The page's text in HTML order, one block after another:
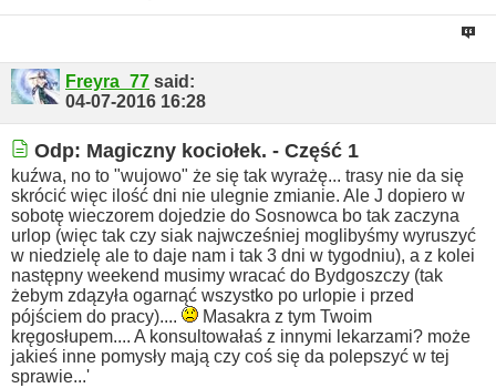
Freyra_77 said:
04-07-2016 16:28
Odp: Magiczny kociołek. - Część 1
kuźwa, no to "wujowo" że się tak wyrażę... trasy nie da się
skrócić więc ilość dni nie ulegnie zmianie. Ale J dopiero w
sobotę wieczorem dojedzie do Sosnowca bo tak zaczyna
urlop (więc tak czy siak najwcześniej moglibyśmy wyruszyć
w niedzielę ale to daje nam i tak 3 dni w tygodniu), a z kolei
następny weekend musimy wracać do Bydgoszczy (tak
żebym zdązyła ogarnąć wszystko po urlopie i przed
pójściem do pracy)....
Masakra z tym Twoim
kręgosłupem.... A konsultowałaś z innymi lekarzami? może
jakieś inne pomysły mają czy coś się da polepszyć w tej
sprawie...'